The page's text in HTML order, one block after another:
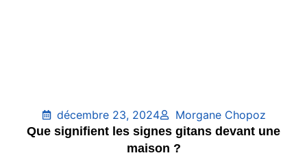
décembre 23, 2024
Morgane Chopoz
Que signifient les signes gitans devant une
maison ?